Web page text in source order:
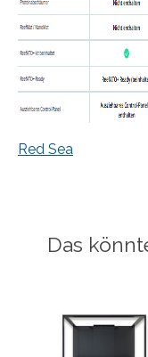
Red Sea
Das
Produkt-Karussell-